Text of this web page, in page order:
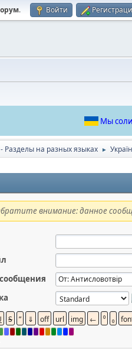
. Войти
Мы
Разделы на разных языках ►
внимание: данное